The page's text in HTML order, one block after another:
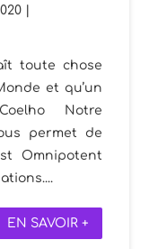
toute chose
et qu’un
Notre
permet de
Omnipotent
EN SAVOIR +